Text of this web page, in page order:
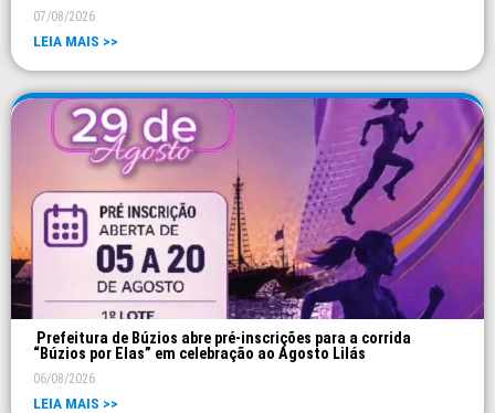
07/08/2026
LEIA MAIS >>
Prefeitura de Búzios abre pré-inscrições para a corrida
“Búzios por Elas” em celebração ao Agosto Lilás
06/08/2026
LEIA MAIS >>